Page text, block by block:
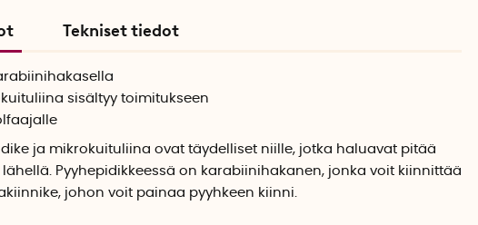
Tekniset tiedot
sisältyy toimitukseen
ja mikrokuituliina ovat täydelliset niille, jotka haluavat pitää
Pyyhepidikkeessä on karabiinihakanen, jonka voit kiinnittää
johon voit painaa pyyhkeen kiinni.